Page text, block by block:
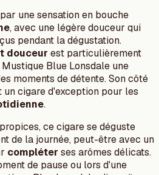
une sensation en bouche
, avec une légère douceur qui
pendant la dégustation.
douceur est particulièrement
Blue Lonsdale une
moments de détente. Son côté
cigare d'exception pour les
.
ce cigare se déguste
de la journée, peut-être avec un
compléter ses arômes délicats.
de pause ou lors d'une